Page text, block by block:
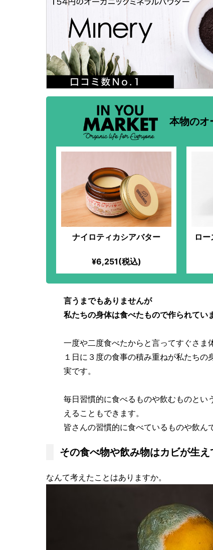
本物のオ
ナイロティカシアバター
¥6,251(税込)
ロー
言うまでもありませんが
私たちの身体は食べたもので作られてい
一度や二度食べたからと言ってすぐさ
１日に３度の食事の積み重ねが私たち
実です。
毎日習慣的に食べるものや飲むものと
えることもできます。
皆さんの習慣的に食べているものや飲ん
その食べ物や飲み物はカビが生
なんて考えたことはありますか。